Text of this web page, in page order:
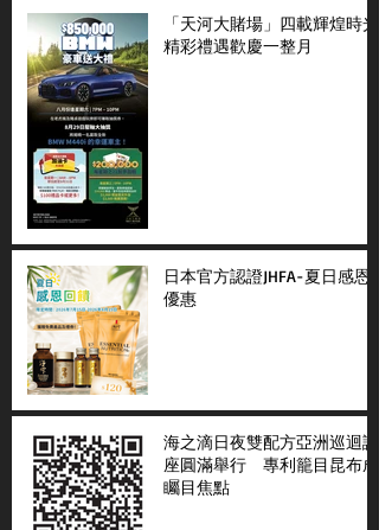
「天河大賭場」四載輝煌時光
精彩禮遇歡慶一整月
日本官方認證JHFA-夏日感恩
優惠
海之滴日夜雙配方亞洲巡迴講
座圓滿舉行 專利籠目昆布成
矚目焦點